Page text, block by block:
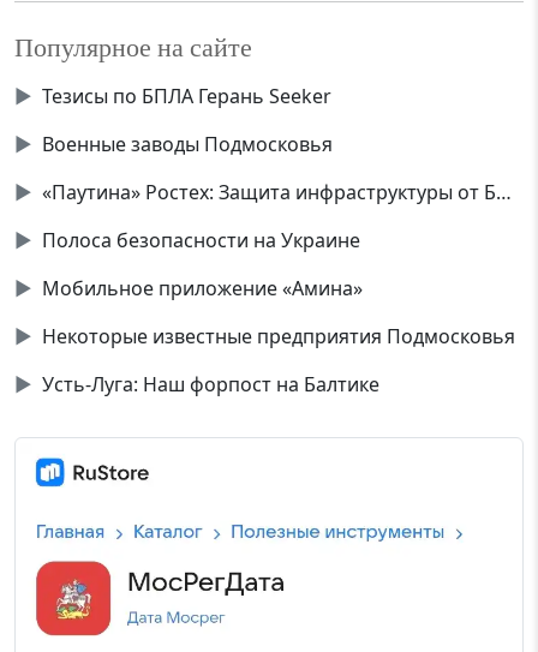
Популярное на сайте
▶ Тезисы по БПЛА Герань Seeker
▶ Военные заводы Подмосковья
▶
«Паутина» Ростех: Защита инфраструктуры от БПЛА
▶ Полоса безопасности на Украине
▶ Мобильное приложение «Амина»
▶ Некоторые известные предприятия Подмосковья
▶ Усть-Луга: Наш форпост на Балтике